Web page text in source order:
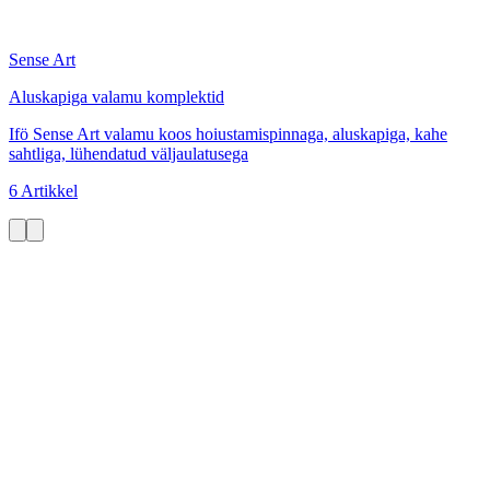
Sense Art
Aluskapiga valamu komplektid
Ifö Sense Art valamu koos hoiustamispinnaga, aluskapiga, kahe
sahtliga, lühendatud väljaulatusega
6 Artikkel